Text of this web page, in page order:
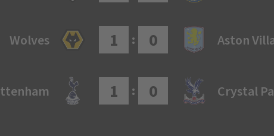
Wolves 1 : 0 Aston
1 : 0 Crystal